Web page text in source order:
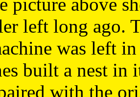
picture above
left long ago.
was left
built a nest in
with the